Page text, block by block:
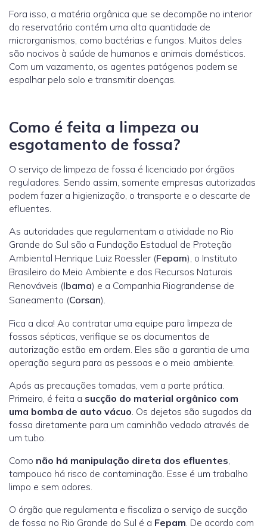
Fora isso, a matéria orgânica que se decompõe no interior
do reservatório contém uma alta quantidade de
microrganismos, como bactérias e fungos. Muitos deles
são nocivos à saúde de humanos e animais domésticos.
Com um vazamento, os agentes patógenos podem se
espalhar pelo solo e transmitir doenças.
Como é feita a limpeza ou
esgotamento de fossa?
O serviço de limpeza de fossa é licenciado por órgãos
reguladores. Sendo assim, somente empresas autorizadas
podem fazer a higienização, o transporte e o descarte de
efluentes.
As autoridades que regulamentam a atividade no Rio
Grande do Sul são a Fundação Estadual de Proteção
Ambiental Henrique Luiz Roessler (Fepam), o Instituto
Brasileiro do Meio Ambiente e dos Recursos Naturais
Renováveis (Ibama) e a Companhia Riograndense de
Saneamento (Corsan).
Fica a dica! Ao contratar uma equipe para limpeza de
fossas sépticas, verifique se os documentos de
autorização estão em ordem. Eles são a garantia de uma
operação segura para as pessoas e o meio ambiente.
Após as precauções tomadas, vem a parte prática.
Primeiro, é feita a sucção do material orgânico com
uma bomba de auto vácuo . Os dejetos são sugados da
fossa diretamente para um caminhão vedado através de
um tubo.
Como não há manipulação direta dos efluentes
tampouco há risco de contaminação. Esse é um trabalho
limpo e sem odores.
O órgão que regulamenta e fiscaliza o serviço de sucção
de fossa no Rio Grande do Sul é a Fepam . De acordo com